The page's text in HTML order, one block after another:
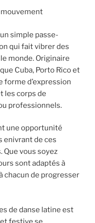
mouvement
simple passe-
qui fait vibrer des
monde. Originaire
Cuba, Porto Rico et
forme d’expression
les corps de
professionnels.
une opportunité
enivrant de ces
vous soyez
sont adaptés à
chacun de progresser
de danse latine est